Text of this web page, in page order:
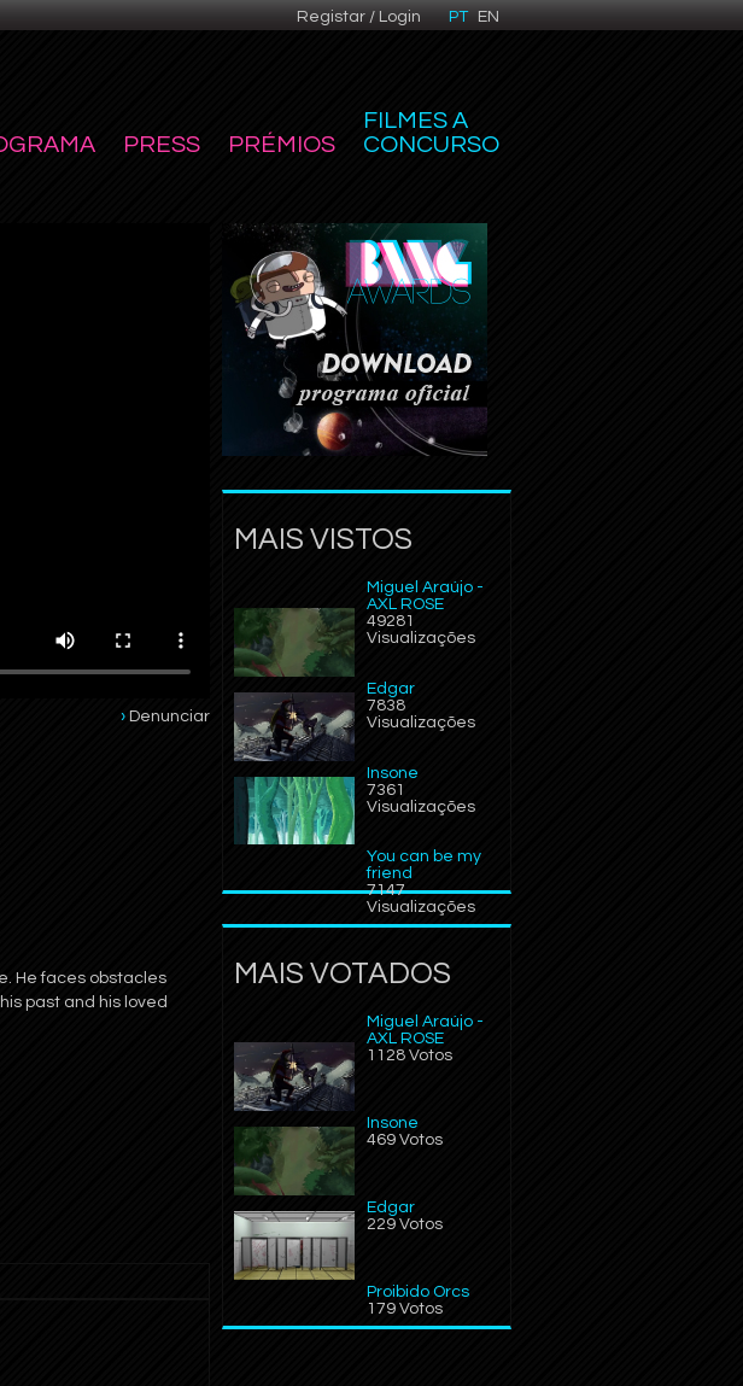
Registar / Login PT EN
PRESS PRÉMIOS
FILMES A
CONCURSO
Denunciar
He faces obstacles
past and his loved
MAIS VISTOS
Miguel Araújo -
AXL ROSE
49281
Visualizações
Edgar
7838
Visualizações
Insone
7361
Visualizações
You can be my
friend
7147
Visualizações
MAIS VOTADOS
Miguel Araújo -
AXL ROSE
1128 Votos
Insone
469 Votos
Edgar
229 Votos
Proibido Orcs
179 Votos